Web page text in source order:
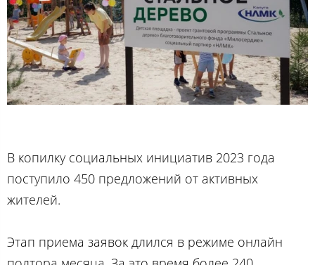
В копилку социальных инициатив 2023 года
поступило 450 предложений от активных
жителей.
Этап приема заявок длился в режиме онлайн